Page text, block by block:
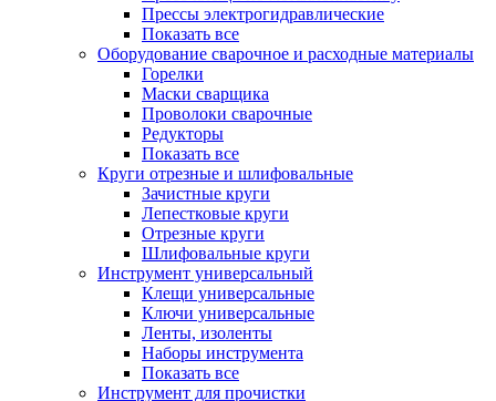
Прессы электрогидравлические
Показать все
Оборудование сварочное и расходные материалы
Горелки
Маски сварщика
Проволоки сварочные
Редукторы
Показать все
Круги отрезные и шлифовальные
Зачистные круги
Лепестковые круги
Отрезные круги
Шлифовальные круги
Инструмент универсальный
Клещи универсальные
Ключи универсальные
Ленты, изоленты
Наборы инструмента
Показать все
Инструмент для прочистки